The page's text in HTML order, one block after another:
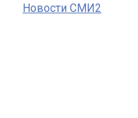
Новости СМИ2